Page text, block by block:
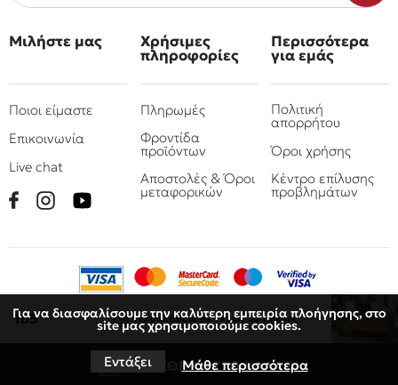
Για να διασφαλίσουμε την καλύτερη εμπειρία πλοήγησης, στο
site μας χρησιμοποιούμε cookies.
Εντάξει Μάθε περισσότερα
185€ Παραλάβετε σε 15 έως 30 ημέρες
ΠΡΟΣΘΗΚΗ ΣΤΟ ΚΑΛΑΘΙ
Μιλήστε μας
Ποιοι είμαστε
Επικοινωνία
Live chat
Χρήσιμες
πληροφορίες
Πληρωμές
Φροντίδα
προϊόντων
Αποστολές & Όροι
μεταφορικών
Περισσότερα
για εμάς
Πολιτική
απορρήτου
Όροι χρήσης
Κέντρο επίλυσης
προβλημάτων
© 2010 - 2026 Όμιλος επιχειρήσεων Πιτσουλάκης
Ρομπογιαννάκης